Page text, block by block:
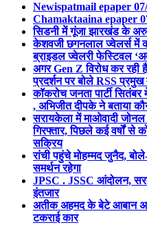
Newispatmail epaper
Chamaktaaina epaper
सिडनी में गूंजा झारखंड के
केशवजी छगनलाल ज्वेलर्स में
ब्राइडल ज्वेलरी फेस्टिवल
अगर Gen Z विरोध कर रही
प्रदर्शन पर बोले RSS प्रमुख
कॉकरोच जनता पार्टी
, अभिजीत दीपके ने बताया कौन
सरायकेला में माओवादी
गिरफ्तार, पिछले कई वर्षों से
सक्रिय
रांची पहुंचे मोहम्मद जुनैद,
समर्थन रहेगा
JPSC . JSSC आंदोलन,
इंतजार
अतीक अहमद के बेटे आबान
टकराई कार